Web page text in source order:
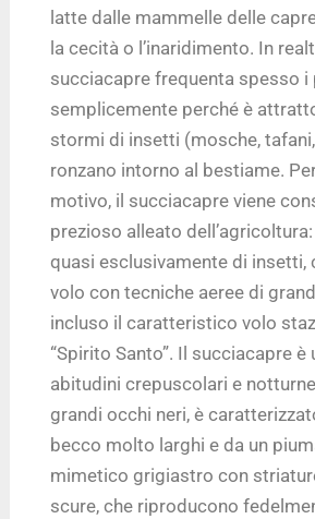
latte dalle mammelle delle
la cecità o l’inaridimento. In
succiacapre frequenta spesso i
semplicemente perché è
stormi di insetti (mosche,
ronzano intorno al bestiame.
motivo, il succiacapre viene
prezioso alleato
quasi esclusivamente di insetti,
volo con tecniche aeree di
incluso il caratteristico volo
“Spirito Santo”. Il succiacapre è
abitudini crepuscolari e
grandi occhi neri, è
becco molto larghi e da un
mimetico grigiastro con
scure, che riproducono